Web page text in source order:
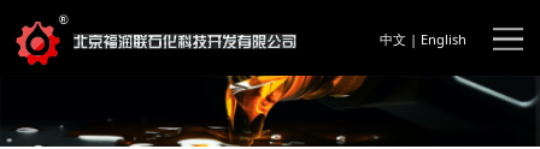
中文| English